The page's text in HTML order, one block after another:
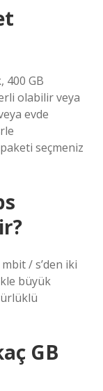
400 GB
olabilir veya
evde
seçmeniz
/ s’den iki
büyük
GB